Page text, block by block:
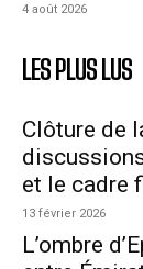
4 août 2026
LES PLUS LUS
Clôture de
et le cadre
13 février 2026
L’ombre